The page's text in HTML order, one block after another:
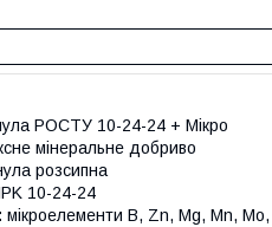
РОСТУ 10-24-24 + Мікро
мінеральне добриво
розсипна
10-24-24
мікроелементи B, Zn, Mg, Mn,